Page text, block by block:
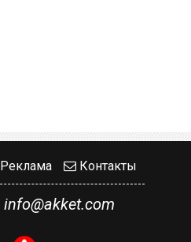
Реклама Контакты
info@akket.com